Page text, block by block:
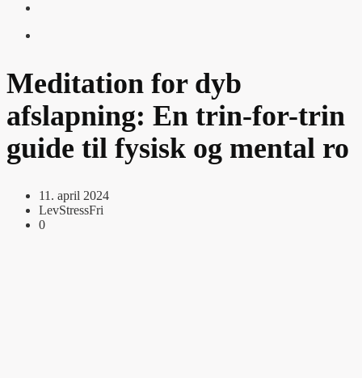
Meditation for dyb
afslapning: En trin-for-trin
guide til fysisk og mental ro
11. april 2024
LevStressFri
0